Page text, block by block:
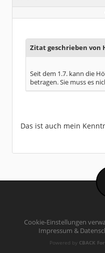
Geschlecht:
keine Angabe
Beiträge:
3
Zitat geschrieben von
Seit dem 1.7. kann die
betragen. Sie muss es
Das ist auch mein
Cookie-Einstellungen
Impressum &
Powered by CBACK